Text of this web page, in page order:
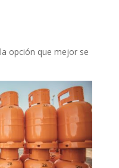
opción que mejor se